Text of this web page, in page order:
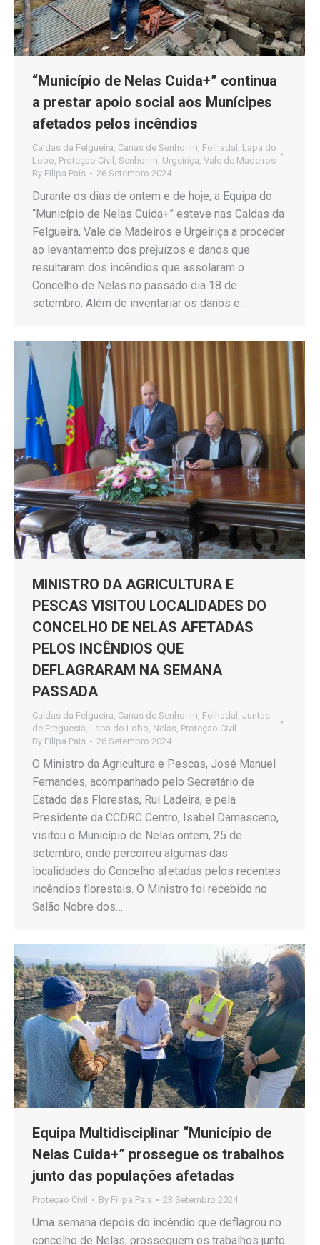
“Município de Nelas Cuida+” continua
a prestar apoio social aos Munícipes
afetados pelos incêndios
Caldas da Felgueira Canas de Senhorim Folhadal Lapa do
Lobo Proteçao Civil Senhorim Urgeiriça Vale de Madeiros
By Filipa Pais 26 Setembro 2024
Durante os dias de ontem e de hoje, a Equipa do
“Município de Nelas Cuida+” esteve nas Caldas da
Felgueira, Vale de Madeiros e Urgeiriça a proceder
ao levantamento dos prejuízos e danos que
resultaram dos incêndios que assolaram o
Concelho de Nelas no passado dia 18 de
setembro. Além de inventariar os danos e…
MINISTRO DA AGRICULTURA E
PESCAS VISITOU LOCALIDADES DO
CONCELHO DE NELAS AFETADAS
PELOS INCÊNDIOS QUE
DEFLAGRARAM NA SEMANA
PASSADA
Caldas da Felgueira Canas de Senhorim Folhadal Juntas
de Freguesia Lapa do Lobo Nelas Proteçao Civil
By Filipa Pais 26 Setembro 2024
O Ministro da Agricultura e Pescas, José Manuel
Fernandes, acompanhado pelo Secretário de
Estado das Florestas, Rui Ladeira, e pela
Presidente da CCDRC Centro, Isabel Damasceno,
visitou o Município de Nelas ontem, 25 de
setembro, onde percorreu algumas das
localidades do Concelho afetadas pelos recentes
incêndios florestais. O Ministro foi recebido no
Salão Nobre dos…
Equipa Multidisciplinar “Município de
Nelas Cuida+” prossegue os trabalhos
junto das populações afetadas
Proteçao Civil By Filipa Pais 23 Setembro 2024
Uma semana depois do incêndio que deflagrou no
concelho de Nelas, prosseguem os trabalhos junto